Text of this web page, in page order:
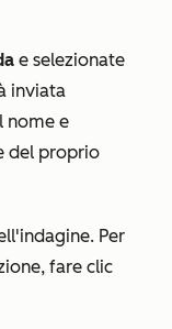
e selezionate
inviata
nome e
del proprio
Per
fare clic